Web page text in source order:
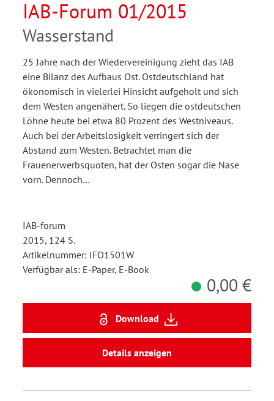
IAB-Forum 01/2015
Wasserstand
25 Jahre nach der Wiedervereinigung zieht das IAB
eine Bilanz des Aufbaus Ost. Ostdeutschland hat
ökonomisch in vielerlei Hinsicht aufgeholt und sich
dem Westen angenähert. So liegen die ostdeutschen
Löhne heute bei etwa 80 Prozent des Westniveaus.
Auch bei der Arbeitslosigkeit verringert sich der
Abstand zum Westen. Betrachtet man die
Frauenerwerbsquoten, hat der Osten sogar die Nase
vorn. Dennoch…
IAB-forum
2015, 124 S.
Artikelnummer: IFO1501W
Verfügbar als: E-Paper, E-Book
0,00 €
Download
Details anzeigen